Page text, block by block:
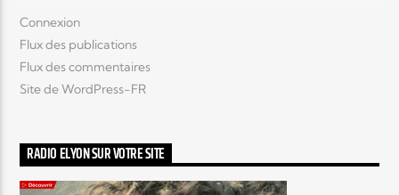
Connexion
Flux des publications
Flux des commentaires
Site de WordPress-FR
RADIO ELYON SUR VOTRE SITE